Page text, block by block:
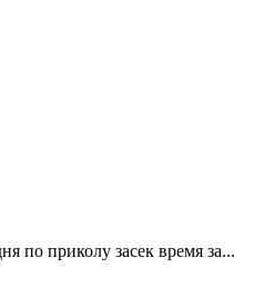
по приколу засек время за...